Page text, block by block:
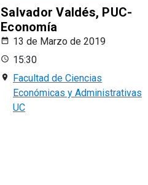
Salvador Valdés, PUC-
Economía
13 de Marzo de 2019
15:30
Facultad de Ciencias
Económicas y Administrativas
UC